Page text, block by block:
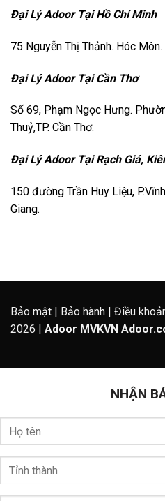
Đại Lý Adoor Tại Hồ Chí Minh
75 Nguyễn Thị Thảnh. Hóc
Đại Lý Adoor Tại Cần Thơ
Số 69, Phạm Ngọc Hưng.
Thuỷ,TP. Cần Thơ.
Đại Lý Adoor Tại Rạch Giá,
150 đường Trần Huy Liệu,
Giang.
Bảo mật | Bảo hành | Điều
2026 | Adoor MVKVN
NHẬN